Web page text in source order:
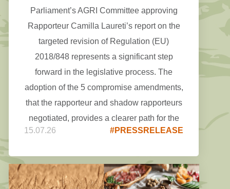
Parliament’s AGRI Committee approving
Rapporteur Camilla Laureti’s report on the
targeted revision of Regulation (EU)
2018/848 represents a significant step
forward in the legislative process. The
adoption of the 5 compromise amendments,
that the rapporteur and shadow rapporteurs
negotiated, provides a clearer path for the
upcoming trilogue negotiations.
15.07.26 #PRESSRELEASE